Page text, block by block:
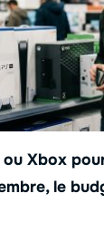
ou Xbox
le